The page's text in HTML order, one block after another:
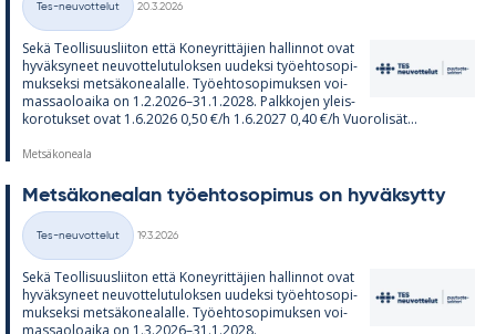
Kategoriat
Tes-neuvottelut
20.3.2026
Sekä Teol­li­suus­lii­ton että Ko­ney­rit­tä­jien hal­lin­not ovat
hy­väk­sy­neet neu­vot­te­lu­tu­lok­sen uu­deksi työ­eh­to­so­pi­
muk­seksi met­sä­ko­nea­lalle. Työ­eh­to­so­pi­muk­sen voi­
mas­sao­loaika on 1.2.2026–31.1.2028. Palk­ko­jen yleis­
ko­ro­tuk­set ovat 1.6.2026 0,50 €/h 1.6.2027 0,40 €/h Vuo­ro­li­sät...
Metsäkoneala
Met­sä­ko­nea­lan työ­eh­to­so­pi­mus on hy­väk­sytty
Kategoriat
Tes-neuvottelut
19.3.2026
Sekä Teol­li­suus­lii­ton että Ko­ney­rit­tä­jien hal­lin­not ovat
hy­väk­sy­neet neu­vot­te­lu­tu­lok­sen uu­deksi työ­eh­to­so­pi­
muk­seksi met­sä­ko­nea­lalle. Työ­eh­to­so­pi­muk­sen voi­